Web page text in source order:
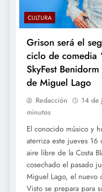
CULTURA
Grison será el
ciclo de comedia
SkyFest
de Miguel Lago
Redacción 14 de
minutos
El conocido músico y
aterriza este jueves
aire libre de la Costa
cosechado el pasado
Miguel Lago, el nuevo
Visto se prepara para